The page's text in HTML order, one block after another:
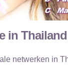
in Thailand
netwerken in